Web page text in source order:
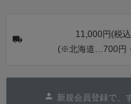
カシュクール
ワンピース 簡
単着付け 大人
11,000円(税
(※北海道…700円
新規会員登録で、